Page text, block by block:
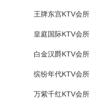
王牌东宫KTV会所
皇庭国际KTV会所
白金汉爵KTV会所
缤纷年代KTV会所
万紫千红KTV会所